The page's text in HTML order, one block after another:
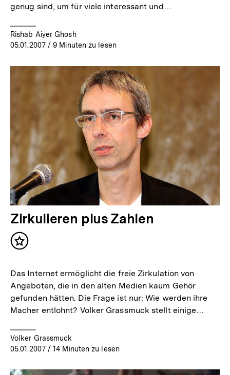
genug sind, um für viele interessant und…
Rishab Aiyer Ghosh
05.01.2007/ 9 Minuten zu lesen
Zirkulieren plus Zahlen
Inhalt
Das Internet ermöglicht die freie Zirkulation von
Angeboten, die in den alten Medien kaum Gehör
gefunden hätten. Die Frage ist nur: Wie werden ihre
Macher entlohnt? Volker Grassmuck stellt einige…
Volker Grassmuck
05.01.2007/ 14 Minuten zu lesen